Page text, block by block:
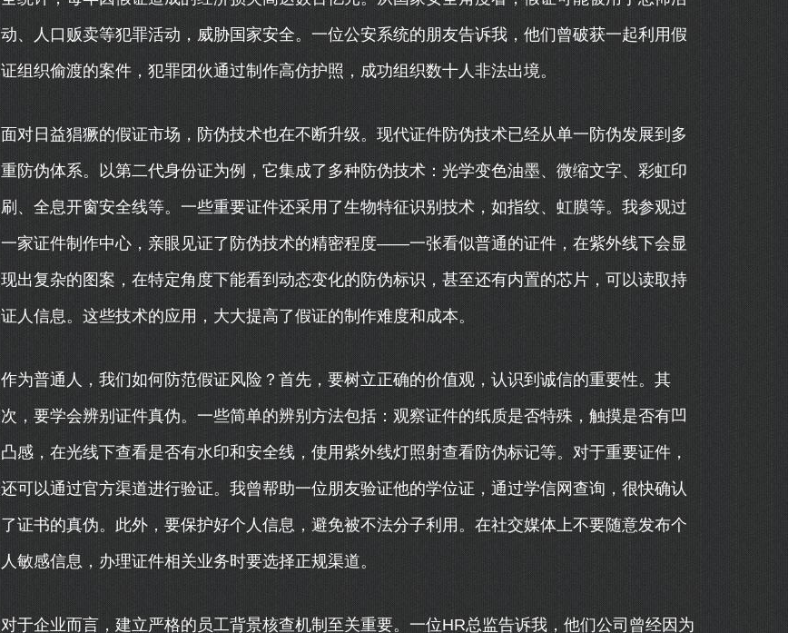
动、人口贩卖等犯罪活动，威胁国家安全。一位公安系统的朋友告诉我，他们曾破获一起利用假
证组织偷渡的案件，犯罪团伙通过制作高仿护照，成功组织数十人非法出境。
面对日益猖獗的假证市场，防伪技术也在不断升级。现代证件防伪技术已经从单一防伪发展到多
重防伪体系。以第二代身份证为例，它集成了多种防伪技术：光学变色油墨、微缩文字、彩虹印
刷、全息开窗安全线等。一些重要证件还采用了生物特征识别技术，如指纹、虹膜等。我参观过
一家证件制作中心，亲眼见证了防伪技术的精密程度——一张看似普通的证件，在紫外线下会显
现出复杂的图案，在特定角度下能看到动态变化的防伪标识，甚至还有内置的芯片，可以读取持
证人信息。这些技术的应用，大大提高了假证的制作难度和成本。
作为普通人，我们如何防范假证风险？首先，要树立正确的价值观，认识到诚信的重要性。其
次，要学会辨别证件真伪。一些简单的辨别方法包括：观察证件的纸质是否特殊，触摸是否有凹
凸感，在光线下查看是否有水印和安全线，使用紫外线灯照射查看防伪标记等。对于重要证件，
还可以通过官方渠道进行验证。我曾帮助一位朋友验证他的学位证，通过学信网查询，很快确认
了证书的真伪。此外，要保护好个人信息，避免被不法分子利用。在社交媒体上不要随意发布个
人敏感信息，办理证件相关业务时要选择正规渠道。
对于企业而言，建立严格的员工背景核查机制至关重要。一位HR总监告诉我，他们公司曾经因为